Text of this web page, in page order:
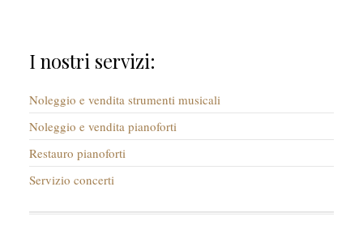
I nostri servizi:
Noleggio e vendita strumenti musicali
Noleggio e vendita pianoforti
Restauro pianoforti
Servizio concerti